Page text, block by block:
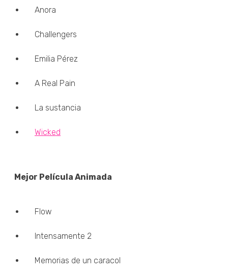
Anora
Challengers
Emilia Pérez
A Real Pain
La sustancia
Wicked
Mejor Película Animada
Flow
Intensamente 2
Memorias de un caracol